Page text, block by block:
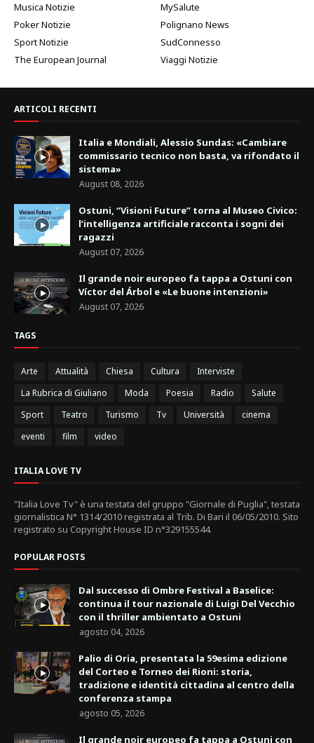
Musica Notizie
MySalute
Poker Notizie
Polignano News
Sport Notizie
SudConnesso
The European Journal
Viaggi Notizie
ARTICOLI RECENTI
Italia e Mondiali, Alessio Sundas: «Cambiare
commissario tecnico non basta, va rifondato il
sistema»
August 08, 2026
Ostuni, “Visioni Future” torna al Museo Civico:
l’intelligenza artificiale racconta i sogni dei
ragazzi
August 07, 2026
Il grande noir europeo fa tappa a Ostuni con
Víctor del Árbol e «Le buone intenzioni»
August 07, 2026
TAGS
Arte Attualità Chiesa Cultura
Interviste
La Rubrica di Giuliano
Moda Poesia Radio
Salute
Sport
Teatro Turismo Tv Università
cinema
eventi
film video
ITALIA LOVE TV
"Italia Love Tv" è una testata del gruppo "Giornale di Puglia", testata
giornalistica N° 1314/2010 registrata al Trib. Di Bari il 06/05/2010. Sito
registrato su Copyright House ID n°329155544.
POPULAR POSTS
Dal successo di Ombre Festival a Baselice:
continua il tour nazionale di Luigi Del Vecchio
con il thriller ambientato a Ostuni
agosto 04, 2026
Palio di Oria, presentata la 59esima edizione
del Corteo e Torneo dei Rioni: storia,
tradizione e identità cittadina al centro della
conferenza stampa
agosto 05, 2026
Il grande noir europeo fa tappa a Ostuni con